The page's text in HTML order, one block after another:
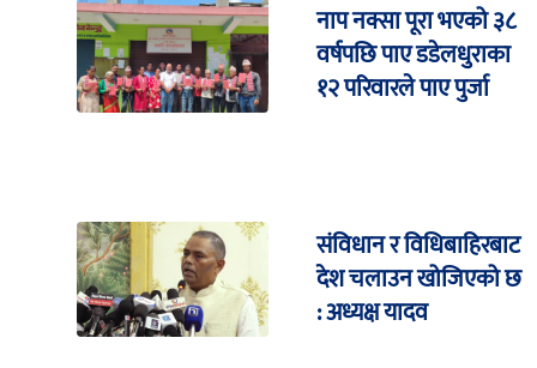
नाप नक्सा पूरा भएको ३८
वर्षपछि पाए डडेलधुराका
१२ परिवारले पाए पुर्जा
संविधान र विधिबाहिरबाट
देश चलाउन खोजिएको छ
: अध्यक्ष यादव